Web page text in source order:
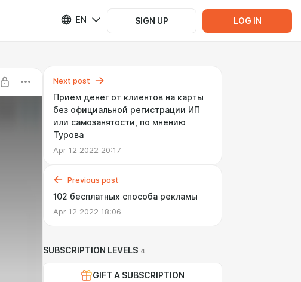
EN SIGN UP LOG IN
Next post
Прием денег от клиентов на карты
без официальной регистрации ИП
или самозанятости, по мнению
Турова
Apr 12 2022 20:17
Previous post
102 бесплатных способа рекламы
Apr 12 2022 18:06
SUBSCRIPTION LEVELS 4
GIFT A SUBSCRIPTION